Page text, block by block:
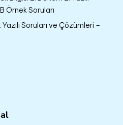
Örnek Soruları
Soruları ve Çözümleri –